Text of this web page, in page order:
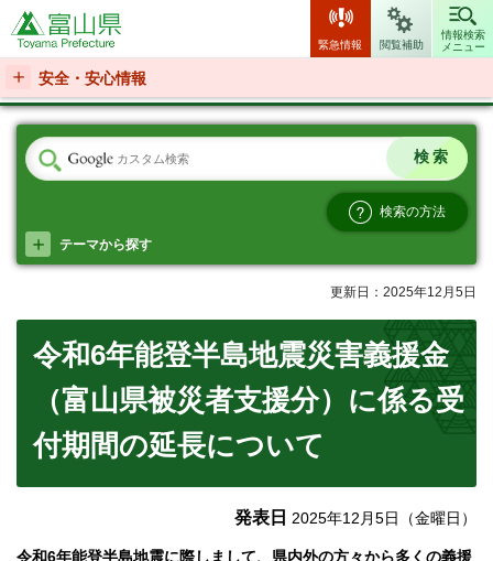
富山県
緊急情報 閲覧補助
情報検索
メニュー
安全・安心情報
検索の方法
テーマから探す
更新日：2025年12月5日
令和6年能登半島地震災害義援金
（富山県被災者支援分）に係る受
付期間の延長について
発表日 2025年12月5日（金曜日）
令和6年能登半島地震に際しまして、県内外の方々から多くの義援